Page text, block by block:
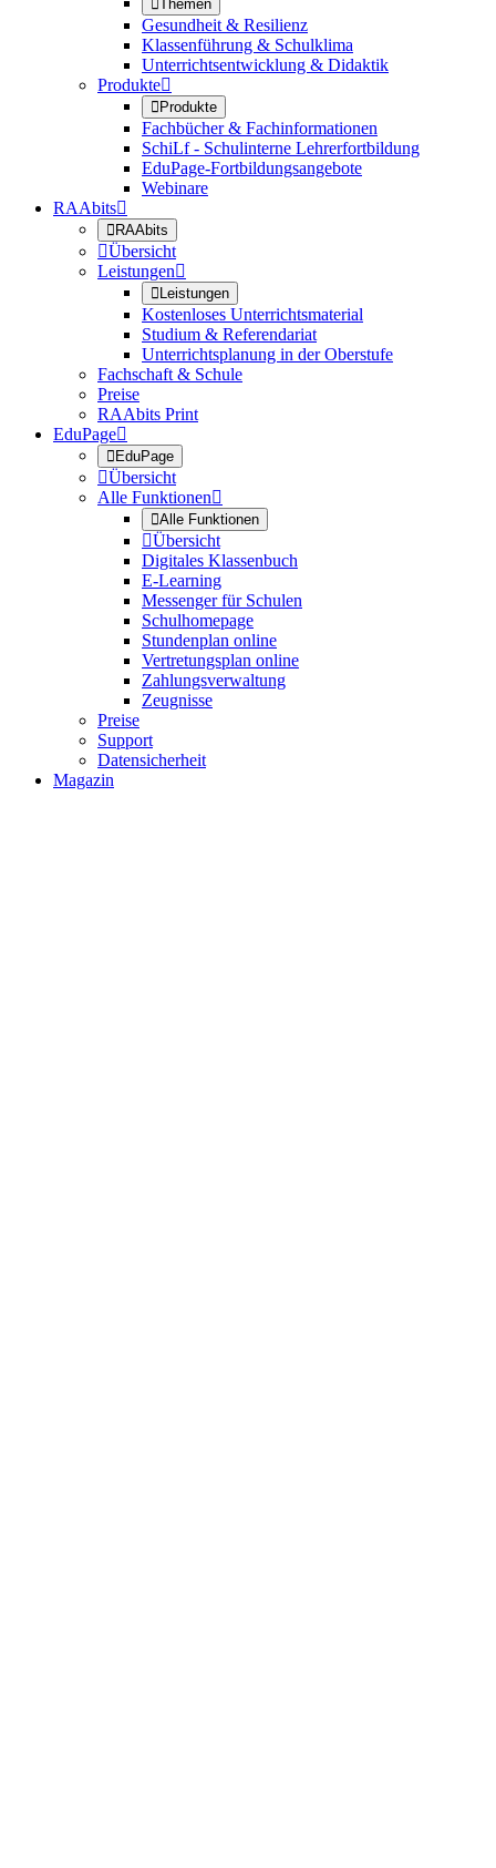
Themen
Gesundheit & Resilienz
Klassenführung & Schulklima
Unterrichtsentwicklung & Didaktik
Produkte
Produkte
Fachbücher & Fachinformationen
SchiLf - Schulinterne Lehrerfortbildung
EduPage-Fortbildungsangebote
Webinare
RAAbits
RAAbits
Übersicht
Leistungen
Leistungen
Kostenloses Unterrichtsmaterial
Studium & Referendariat
Unterrichtsplanung in der Oberstufe
Fachschaft & Schule
Preise
RAAbits Print
EduPage
EduPage
Übersicht
Alle Funktionen
Alle Funktionen
Übersicht
Digitales Klassenbuch
E-Learning
Messenger für Schulen
Schulhomepage
Stundenplan online
Vertretungsplan online
Zahlungsverwaltung
Zeugnisse
Preise
Support
Datensicherheit
Magazin